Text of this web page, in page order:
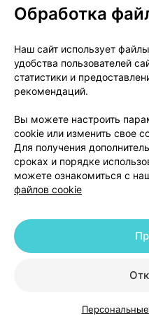
Каталог
О проекте
Размещение рекламы
Публичный
Способы оплаты
Написать
© 2026 ООО «Артокс Лаб», УНП
+375
Обработка
Наш сайт использует
удобства пользователей
статистики и
рекомендаций.
Вы можете настроить
cookie или изменить свое
Для получения
сроках и порядке
можете ознакомиться с
файлов cookie